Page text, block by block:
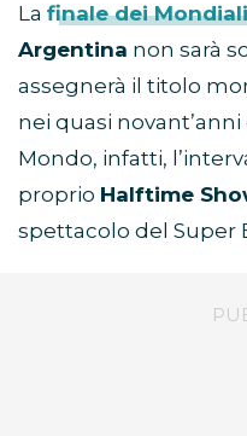
La finale dei
Argentina non sarà
assegnerà il titolo
nei quasi
Mondo, infatti,
proprio Halftime
spettacolo del Super